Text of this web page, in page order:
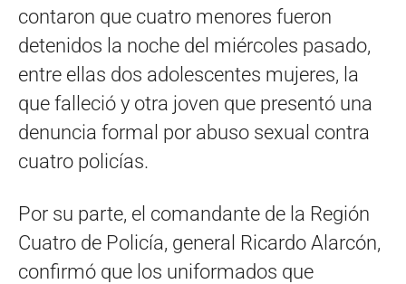
contaron que cuatro menores fueron
detenidos la noche del miércoles pasado,
entre ellas dos adolescentes mujeres, la
que falleció y otra joven que presentó una
denuncia formal por abuso sexual contra
cuatro policías.
Por su parte, el comandante de la Región
Cuatro de Policía, general Ricardo Alarcón,
confirmó que los uniformados que